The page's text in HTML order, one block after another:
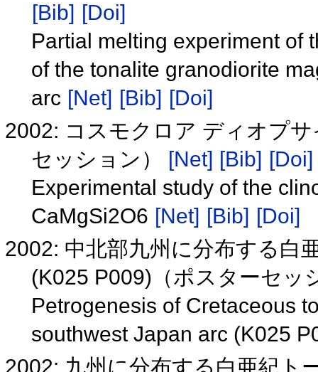
[Bib] [Doi]
Partial melting experiment of
of the tonalite granodiorite
arc [Net] [Bib] [Doi]
2002: コスモクロア ディオプ
セッション）
[Net] [Bib] [Doi]
Experimental study of the
CaMgSi2O6 [Net] [Bib] [Doi]
2002: 中北部九州に分布する白
(K025 P009)（ポスターセッ
Petrogenesis of Cretaceous
southwest Japan arc (K025
2002: 九州に分布する白亜紀ト